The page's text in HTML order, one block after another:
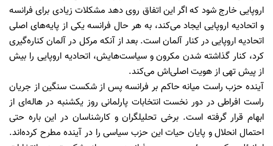
اروپایی خارج شود که اگر این اتفاق روی دهد مشکلات زیادی برای فرانسه
و اتحادیه اروپایی ایجاد می‌کند، به هر حال فرانسه یکی از پایه‌های اصلی
اتحادیه اروپایی در کنار آلمان است. بعد از آنکه مرکل در آلمان کناره‌‌گیری
کرد، کنار گذاشته شدن مکرون و سیاست‌هایش، اتحادیه اروپایی را بیش
از پیش تهی از هویت اصلی‌اش می‌کند.
آینده حزب راست میانه حاکم بر فرانسه پس از شکست سنگین از جریان
راست افراطی در دور نخست انتخابات پارلمانی روز یکشنبه در هاله‌ای از
ابهام قرار گرفته است. برخی تحلیلگران و کارشناسان در این باره حتی
احتمال انحلال و پایان حیات این حزب سیاسی را در آینده مطرح کرده‌اند.